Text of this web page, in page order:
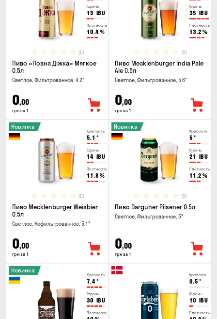
Горечь
15 IBU
Плотность
10.4%
(0)
Пиво «Повна Діжка» Мягкое
0.5л
Светлое, Фильтрованное, 4.2°
0,00
грн за 1
Горечь
35 IBU
Плотность
13.2 %
(0)
Пиво Mecklenburger India Pale
Ale 0.5л
Светлое, Фильтрованное, 5.6°
0,00
грн за 1
Крепость
5.1 °
Горечь
14 IBU
Плотность
11.8 %
(0)
Новинка
Пиво Mecklenburger Weisbier
0.5л
Светлое, Нефильтрованное, 5.1°
0,00
грн за 1
Крепость
5 °
Горечь
21 IBU
Плотность
11.2 %
(0)
Новинка
Пиво Darguner Pilsener 0.5л
Светлое, Фильтрованное, 5°
0,00
грн за 1
Крепость
7.4°
Горечь
30 IBU
Плотность
Новинка
Крепость
0.5 °
Горечь
10 IBU
Плотность